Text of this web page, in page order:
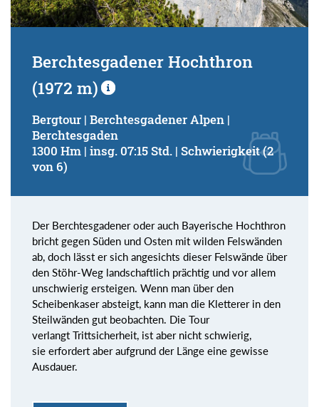
Berchtesgadener Hochthron
(1972 m)
Bergtour | Berchtesgadener Alpen |
Berchtesgaden
1300 Hm | insg. 07:15 Std. | Schwierigkeit (2
von 6)
Der Berchtesgadener oder auch Bayerische Hochthron
bricht gegen Süden und Osten mit wilden Felswänden
ab, doch lässt er sich angesichts dieser Felswände über
den Stöhr-Weg landschaftlich prächtig und vor allem
unschwierig ersteigen. Wenn man über den
Scheibenkaser absteigt, kann man die Kletterer in den
Steilwänden gut beobachten. Die Tour
verlangt Trittsicherheit, ist aber nicht schwierig,
sie erfordert aber aufgrund der Länge eine gewisse
Ausdauer.